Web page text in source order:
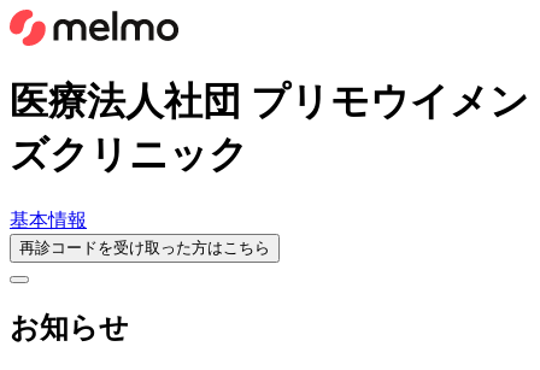
医療法人社団 プリモウイメン
ズクリニック
基本情報
再診コードを受け取った方はこちら
お知らせ